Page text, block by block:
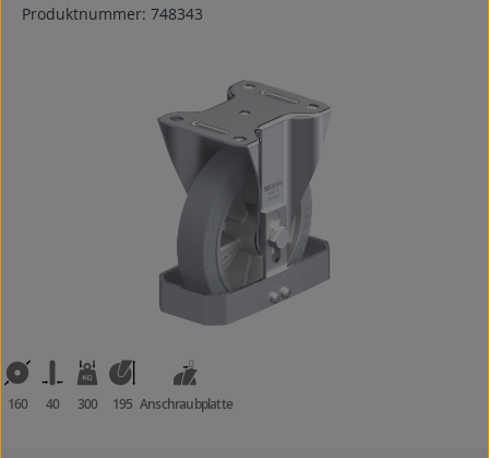
Produktnummer: 748343
160 40 300 195 Anschraubplatte